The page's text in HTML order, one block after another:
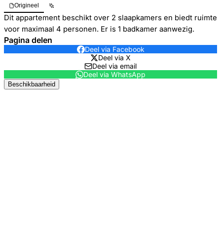
Origineel
Dit appartement beschikt over 2 slaapkamers en biedt ruimte
voor maximaal 4 personen. Er is 1 badkamer aanwezig.
Pagina delen
Deel via Facebook
Deel via X
Deel via email
Deel via WhatsApp
Beschikbaarheid